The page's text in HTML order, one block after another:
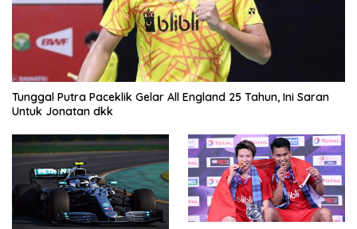
Tunggal Putra Paceklik Gelar All England 25 Tahun, Ini Saran
Untuk Jonatan dkk